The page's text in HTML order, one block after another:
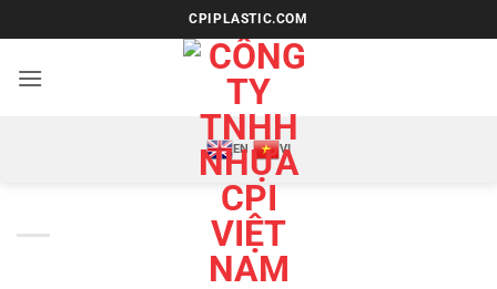
qua
nội
CPIPLASTIC.COM
EN VI